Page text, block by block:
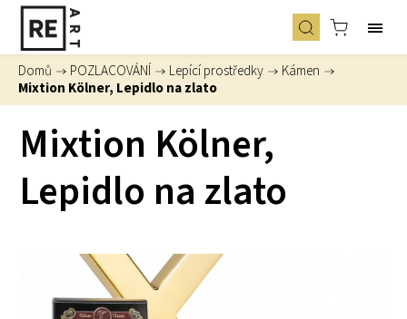
Domů / POZLACOVÁNÍ / Lepící prostředky / Kámen /
Mixtion Kölner, Lepidlo na zlato
Mixtion Kölner,
Lepidlo na zlato